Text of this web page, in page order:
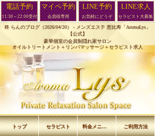
柊 らんのブログ（2026/04/20） - メンズエステ 恵比寿「AromaLys」
【公式】
豪華個室の会員制隠れ家サロン
オイルトリートメント＋リンパマッサージ＋セラピスト求人
トップ セラピスト 料金メニュー ご利用方法
電話予約
11:30～22:00受付
マイペ予約
会員様専用
LINE予約
お気軽にどうぞ
LINE求人
セラピスト大募集